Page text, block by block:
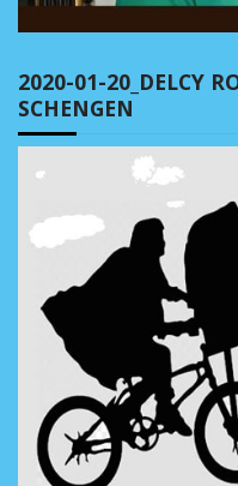
2020-01-20_DELCY
SCHENGEN